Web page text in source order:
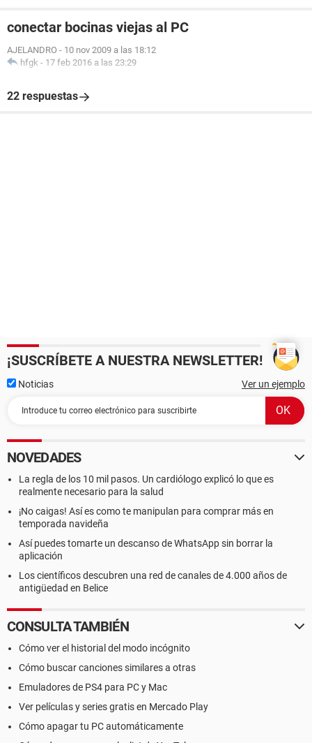
conectar bocinas viejas al PC
AJELANDRO - 10 nov 2009 a las 18:12
hfgk - 17 feb 2016 a las 23:29
22 respuestas
¡SUSCRÍBETE A NUESTRA NEWSLETTER!
Noticias Ver un ejemplo
NOVEDADES
La regla de los 10 mil pasos. Un cardiólogo explicó lo que es
realmente necesario para la salud
¡No caigas! Así es como te manipulan para comprar más en
temporada navideña
Así puedes tomarte un descanso de WhatsApp sin borrar la
aplicación
Los científicos descubren una red de canales de 4.000 años de
antigüedad en Belice
CONSULTA TAMBIÉN
Cómo ver el historial del modo incógnito
Cómo buscar canciones similares a otras
Emuladores de PS4 para PC y Mac
Ver películas y series gratis en Mercado Play
Cómo apagar tu PC automáticamente